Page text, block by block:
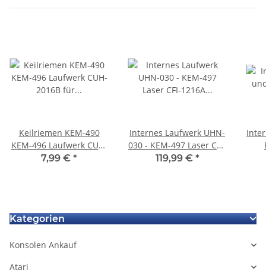
Keilriemen KEM-490
KEM-496 Laufwerk CUH-
2016B für Playstation 4
7,99 € *
Internes Laufwerk UHN-
030 - KEM-497 Laser CFI-
1216A für Sony
119,99 € *
Kategorien
Konsolen Ankauf
Atari